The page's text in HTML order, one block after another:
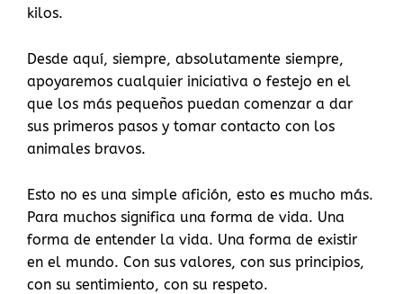
kilos.
Desde aquí, siempre, absolutamente siempre,
apoyaremos cualquier iniciativa o festejo en el
que los más pequeños puedan comenzar a dar
sus primeros pasos y tomar contacto con los
animales bravos.
Esto no es una simple afición, esto es mucho más.
Para muchos significa una forma de vida. Una
forma de entender la vida. Una forma de existir
en el mundo. Con sus valores, con sus principios,
con su sentimiento, con su respeto.